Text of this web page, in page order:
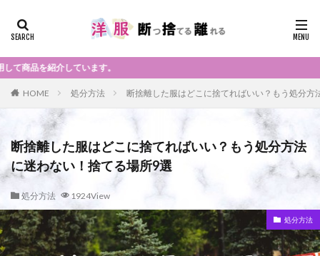
ます。
HOME 処分方法 断捨離した服はどこに捨てればいい？もう処分方
断捨離した服はどこに捨てればいい？もう処分方法
に迷わない！捨てる場所9選
処分方法 1924View
処分方法